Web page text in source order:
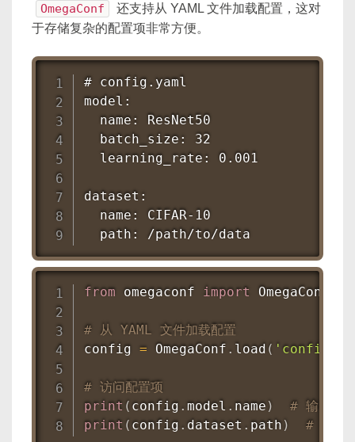
OmegaConf
还支持从 YAML 文件加载配置，这对
于存储复杂的配置项非常方便。
# config.yaml
model:
  name: ResNet50
  batch_size: 32
  learning_rate: 0.001
dataset:
  name: CIFAR-10
  path: /path/to/data
from omegaconf import OmegaConf
# 从 YAML 文件加载配置
config = OmegaConf . load (
# 访问配置项
print ( config . model . name )
# 输出：
print ( config . dataset . path ) # 输